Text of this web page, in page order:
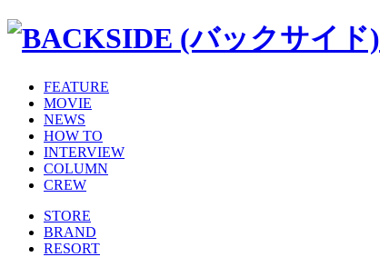
FEATURE
MOVIE
NEWS
HOW TO
INTERVIEW
COLUMN
CREW
STORE
BRAND
RESORT